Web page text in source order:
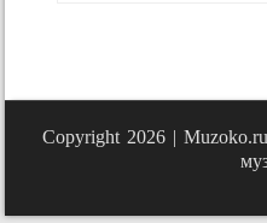
Copyright 2026 |